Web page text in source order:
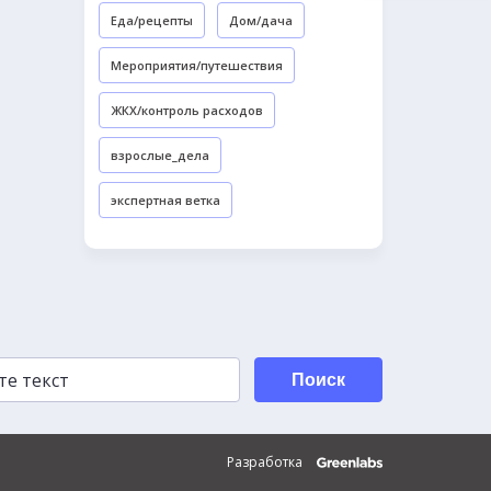
Еда/рецепты Дом/дача
Мероприятия/путешествия
ЖКХ/контроль расходов
взрослые_дела
экспертная ветка
Поиск
Разработка